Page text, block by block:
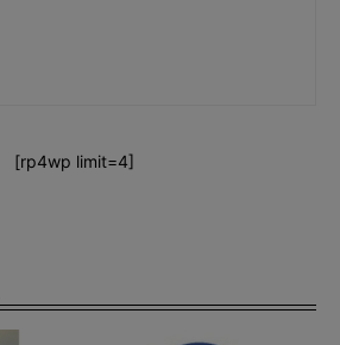
[rp4wp limit=4]